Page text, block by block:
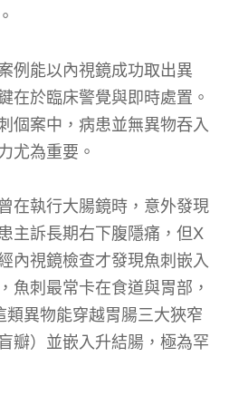
例能以內視鏡成功取出異
在於臨床警覺與即時處置。
個案中，病患並無異物吞入
尤為重要。
在執行大腸鏡時，意外發現
主訴長期右下腹隱痛，但X
內視鏡檢查才發現魚刺嵌入
魚刺最常卡在食道與胃部，
異物能穿越胃腸三大狹窄
瓣）並嵌入升結腸，極為罕